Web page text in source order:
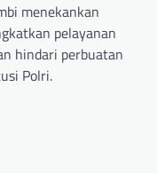
menekankan
pelayanan
hindari perbuatan
Polri.